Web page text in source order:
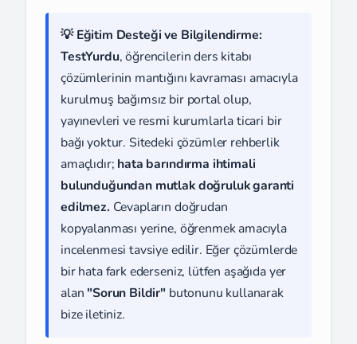
💡 Eğitim Desteği ve Bilgilendirme:
TestYurdu, öğrencilerin ders kitabı
çözümlerinin mantığını kavraması amacıyla
kurulmuş bağımsız bir portal olup,
yayınevleri ve resmi kurumlarla ticari bir
bağı yoktur. Sitedeki çözümler rehberlik
amaçlıdır; hata barındırma ihtimali
bulunduğundan mutlak doğruluk garanti
edilmez. Cevapların doğrudan
kopyalanması yerine, öğrenmek amacıyla
incelenmesi tavsiye edilir. Eğer çözümlerde
bir hata fark ederseniz, lütfen aşağıda yer
alan "Sorun Bildir" butonunu kullanarak
bize iletiniz.